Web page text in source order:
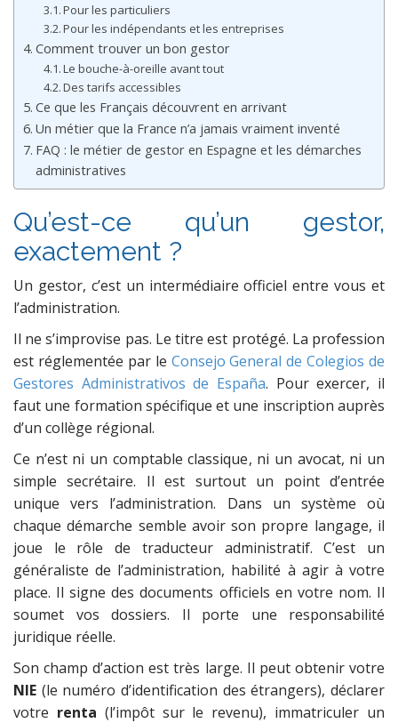
Pour les particuliers
Pour les indépendants et les entreprises
Comment trouver un bon gestor
Le bouche-à-oreille avant tout
Des tarifs accessibles
Ce que les Français découvrent en arrivant
Un métier que la France n’a jamais vraiment inventé
FAQ : le métier de gestor en Espagne et les démarches
administratives
Qu’est-ce qu’un gestor,
exactement ?
Un gestor, c’est un intermédiaire officiel entre vous et
l’administration.
Il ne s’improvise pas. Le titre est protégé. La profession
est réglementée par le Consejo General de Colegios de
Gestores Administrativos de España. Pour exercer, il
faut une formation spécifique et une inscription auprès
d’un collège régional.
Ce n’est ni un comptable classique, ni un avocat, ni un
simple secrétaire. Il est surtout un point d’entrée
unique vers l’administration. Dans un système où
chaque démarche semble avoir son propre langage, il
joue le rôle de traducteur administratif. C’est un
généraliste de l’administration, habilité à agir à votre
place. Il signe des documents officiels en votre nom. Il
soumet vos dossiers. Il porte une responsabilité
juridique réelle.
Son champ d’action est très large. Il peut obtenir votre
NIE (le numéro d’identification des étrangers), déclarer
votre renta (l’impôt sur le revenu), immatriculer un